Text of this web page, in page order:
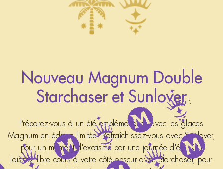
Nouveau Magnum Double
Starchaser et Sunlover
Préparez-vous à un été emblématique, avec les glaces
Magnum en édition limitée. Rafraîchissez-vous avec Sunlover,
pour un moment d'exotisme par une journée d'été. Ou
laissez libre cours à votre côté obscur avec Starchaser, pour